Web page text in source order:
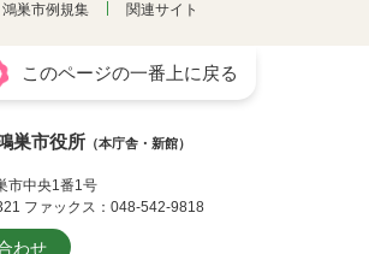
鴻巣市例規集 関連サイト
このページの一番上に戻る
巣市役所 （本庁舎・新館）
市中央1番1号
ファックス：048-542-9818
わせ